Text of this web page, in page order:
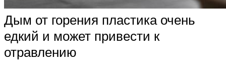
Дым от горения пластика очень
едкий и может привести к
отравлению